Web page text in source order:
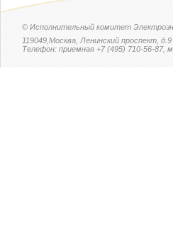
© Исполнительный комитет
119049,Москва, Ленинский проспект, д.9
Телефон: приемная +7 (495) 710-56-87,